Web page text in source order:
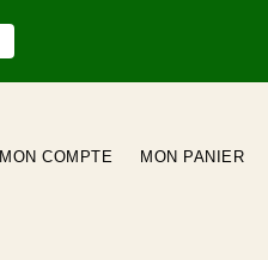
MON COMPTE MON PANIER